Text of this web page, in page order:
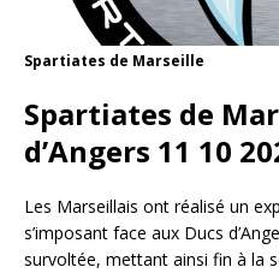
Spartiates de Marseille
Spartiates de
d’Angers 11 10
Les Marseillais ont réalisé un
s’imposant face aux Ducs
survoltée, mettant ainsi fin à la